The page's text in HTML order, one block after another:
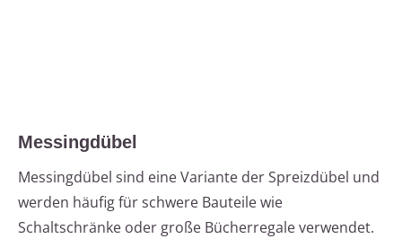
Messingdübel
Messingdübel sind eine Variante der Spreizdübel und
werden häufig für schwere Bauteile wie
Schaltschränke oder große Bücherregale verwendet.